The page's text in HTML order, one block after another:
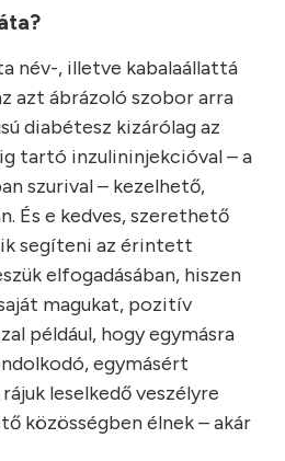
név-, illetve kabalaállattá
azt ábrázoló szobor arra
diabétesz kizárólag az
tartó inzulininjekcióval – a
szurival – kezelhető,
És e kedves, szerethető
segíteni az érintett
elfogadásában, hiszen
magukat, pozitív
például, hogy egymásra
egymásért
leselkedő veszélyre
közösségben élnek – akár